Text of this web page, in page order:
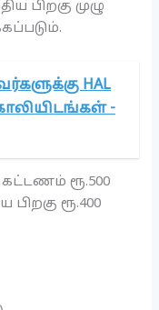
பிறகு முழு
HAL
-
ரூ.500
பிறகு ரூ.400